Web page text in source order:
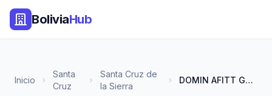
BoliviaHub
Inicio
Santa
Cruz
Santa Cruz de
la Sierra
DOMIN AFITT GARCIA AVILA